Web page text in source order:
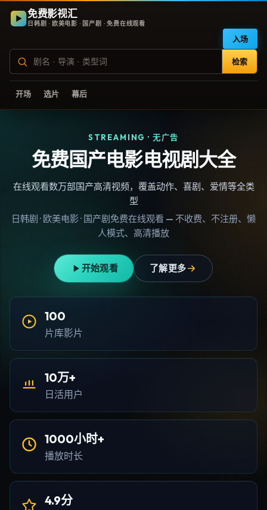
免费影视汇
日韩剧 · 欧美电影 · 国产剧 · 免费在线观看
检索
入场
开场 选片 幕后
STREAMING · 无广告
免费国产电影电视剧大全
在线观看数万部国产高清视频，覆盖动作、喜剧、爱情等全类
型
日韩剧 · 欧美电影 · 国产剧免费在线观看 — 不收费、不注册、懒
人模式、高清播放
开始观看 了解更多
100
片库影片
10万+
日活用户
1000小时+
播放时长
4.9分